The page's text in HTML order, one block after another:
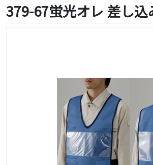
379-67蛍光オレ 差し